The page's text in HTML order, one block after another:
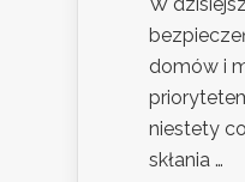
W
domów i
niestety
skłania …